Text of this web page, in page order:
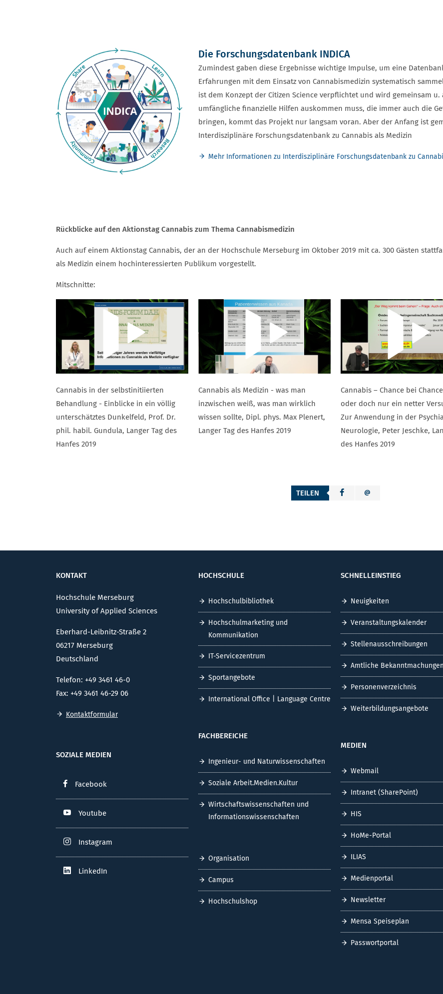
Die Forschungsdatenbank INDICA
Zumindest gaben diese Ergebnisse wichtige Impulse, um eine
Erfahrungen mit dem Einsatz von Cannabismedizin systematisch
ist dem Konzept der Citizen Science verpflichtet und wird gemeinsam
umfängliche finanzielle Hilfen auskommen muss, die immer auch die
bringen, kommt das Projekt nur langsam voran. Aber der Anfang ist
Interdisziplinäre Forschungsdatenbank zu Cannabis als Medizin
Mehr Informationen zu Interdisziplinäre Forschungsdatenbank zu
Rückblicke auf den Aktionstag Cannabis zum Thema Cannabismedizin
Auch auf einem Aktionstag Cannabis, der an der Hochschule Merseburg im Oktober 2019 mit ca. 300 Gästen
als Medizin einem hochinteressierten Publikum vorgestellt.
Mitschnitte:
Cannabis in der selbstinitiierten
Behandlung - Einblicke in ein völlig
unterschätztes Dunkelfeld, Prof. Dr.
phil. habil. Gundula, Langer Tag des
Hanfes 2019
Cannabis als Medizin - was man
inzwischen weiß, was man wirklich
wissen sollte, Dipl. phys. Max Plenert,
Langer Tag des Hanfes 2019
Cannabis – Chance bei
oder doch nur ein netter
Zur Anwendung in der
Neurologie, Peter Jeschke,
des Hanfes 2019
TEILEN
KONTAKT
Hochschule Merseburg
University of Applied Sciences
Eberhard-Leibnitz-Straße 2
06217 Merseburg
Deutschland
Telefon: +49 3461 46-0
Fax: +49 3461 46-29 06
Kontaktformular
SOZIALE MEDIEN
Facebook
Youtube
Instagram
LinkedIn
HOCHSCHULE
Hochschulbibliothek
Hochschulmarketing und
Kommunikation
IT-Servicezentrum
Sportangebote
International Office | Language Centre
FACHBEREICHE
Ingenieur- und Naturwissenschaften
Soziale Arbeit.Medien.Kultur
Wirtschaftswissenschaften und
Informationswissenschaften
Organisation
Campus
Hochschulshop
SCHNELLEINSTIEG
Neuigkeiten
Veranstaltungskalender
Stellenausschreibungen
Amtliche Bekanntmachungen
Personenverzeichnis
Weiterbildungsangebote
MEDIEN
Webmail
Intranet (SharePoint)
HIS
HoMe-Portal
ILIAS
Medienportal
Newsletter
Mensa Speiseplan
Passwortportal